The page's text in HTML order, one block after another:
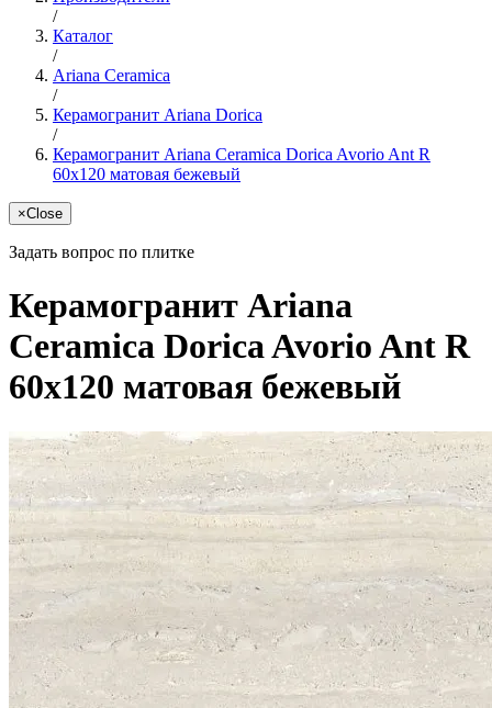
/
Каталог
/
Ariana Ceramica
/
Керамогранит Ariana Dorica
/
Керамогранит Ariana Ceramica Dorica Avorio Ant R
60x120 матовая бежевый
×Close
Задать вопрос по плитке
Керамогранит Ariana
Ceramica Dorica Avorio Ant R
60x120 матовая бежевый